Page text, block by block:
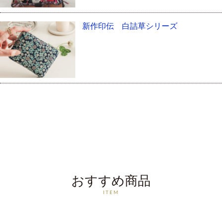
新作印伝 白詰草シリーズ
おすすめ商品
ITEM